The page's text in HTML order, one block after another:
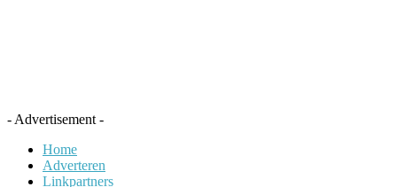
- Advertisement -
Home
Adverteren
Linkpartners